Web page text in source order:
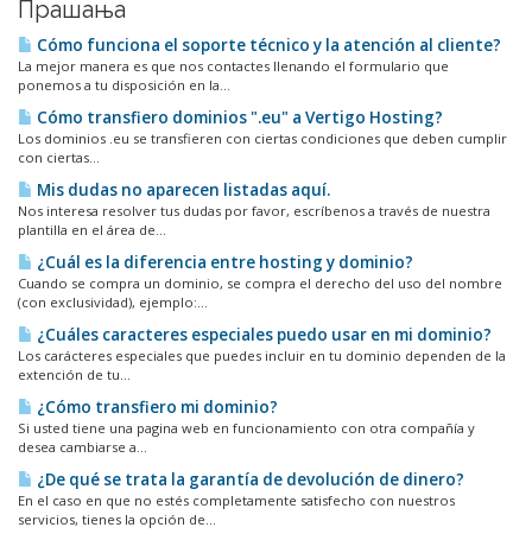
Прашања
Cómo funciona el soporte técnico y la atención al cliente?
La mejor manera es que nos contactes llenando el formulario que
ponemos a tu disposición en la...
Cómo transfiero dominios ".eu" a Vertigo Hosting?
Los dominios .eu se transfieren con ciertas condiciones que deben cumplir
con ciertas...
Mis dudas no aparecen listadas aquí.
Nos interesa resolver tus dudas por favor, escríbenos a través de nuestra
plantilla en el área de...
¿Cuál es la diferencia entre hosting y dominio?
Cuando se compra un dominio, se compra el derecho del uso del nombre
(con exclusividad), ejemplo:...
¿Cuáles caracteres especiales puedo usar en mi dominio?
Los carácteres especiales que puedes incluir en tu dominio dependen de la
extención de tu...
¿Cómo transfiero mi dominio?
Si usted tiene una pagina web en funcionamiento con otra compañía y
desea cambiarse a...
¿De qué se trata la garantía de devolución de dinero?
En el caso en que no estés completamente satisfecho con nuestros
servicios, tienes la opción de...